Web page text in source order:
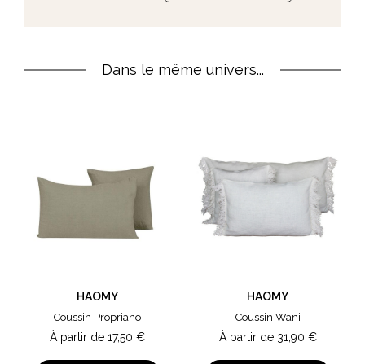
Dans le même univers...
HAOMY
Coussin Propriano
À partir de 17,50 €
HAOMY
Coussin Wani
À partir de 31,90 €